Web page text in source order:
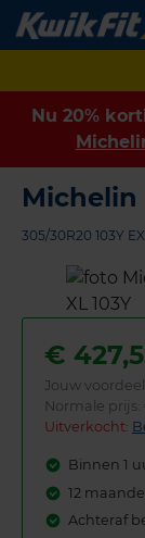
Nu 20%
Michelin
305/30R20 103Y
€
Jouw voordeel:
Normale prijs:
Uitverkocht:
Binnen 1
12
Achteraf